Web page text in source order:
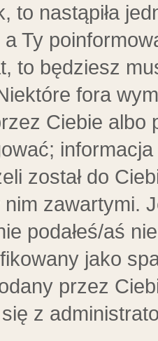
to nastąpiła
a Ty
to będziesz
fora
Ciebie albo
został do
zawartymi.
podałeś/aś
jako
przez
z